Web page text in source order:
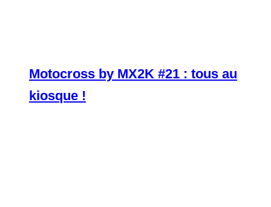
Motocross by MX2K #21 : tous au
kiosque !